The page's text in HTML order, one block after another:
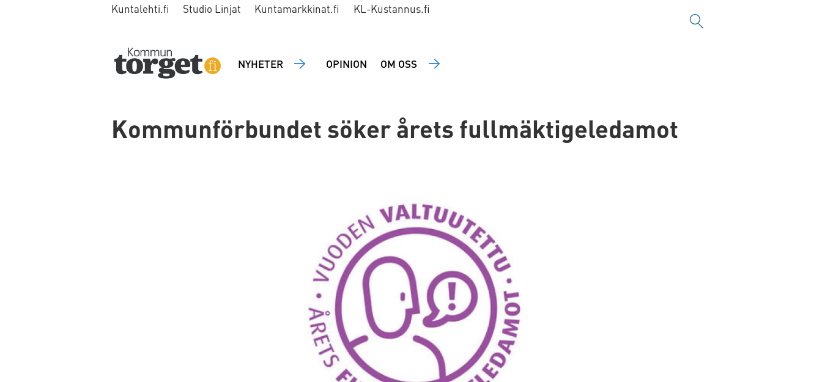
Kuntalehti.fi Studio Linjat Kuntamarkkinat.fi KL-Kustannus.fi
NYHETER OPINION OM OSS
Kommunförbundet söker årets fullmäktigeledamot